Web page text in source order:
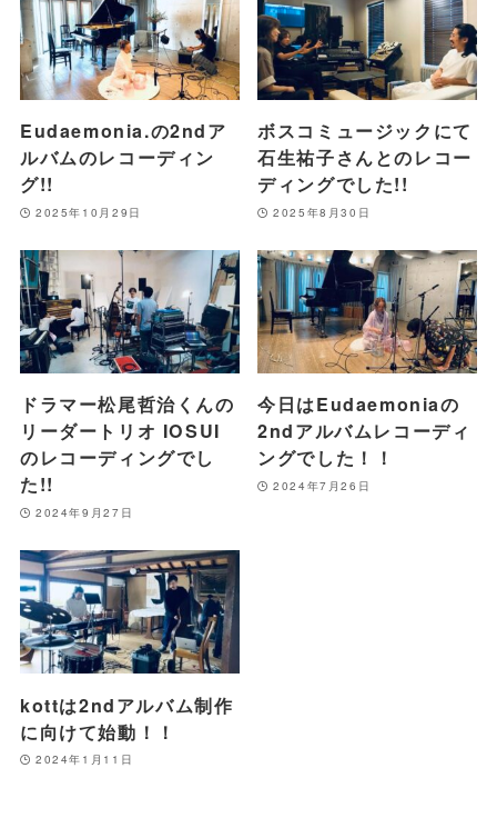
Eudaemonia.の2ndア
ルバムのレコーディン
グ!!
2025年10月29日
ボスコミュージックにて
石生祐子さんとのレコー
ディングでした!!
2025年8月30日
ドラマー松尾哲治くんの
リーダートリオ IOSUI
のレコーディングでし
た!!
2024年9月27日
今日はEudaemoniaの
2ndアルバムレコーディ
ングでした！！
2024年7月26日
kottは2ndアルバム制作
に向けて始動！！
2024年1月11日